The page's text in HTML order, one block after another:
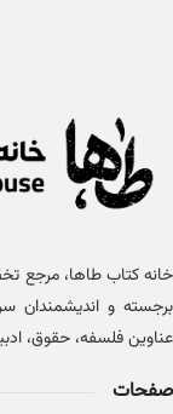
برجسته و اندیشمندان
عناوین فلسفه، حقوق،
صفحات